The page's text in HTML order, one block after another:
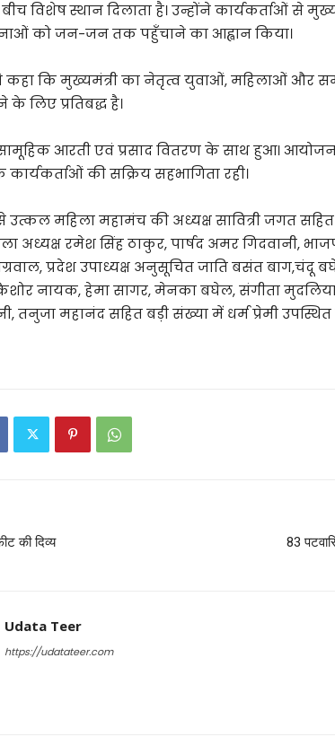
विशेष स्थान दिलाता है। उन्होंने कार्यकर्ताओं से
को जन-जन तक पहुँचाने का आह्वान किया।
ने कहा कि मुख्यमंत्री का नेतृत्व युवाओं, महिलाओं और
के लिए प्रतिबद्ध है।
आरती एवं प्रसाद वितरण के साथ हुआ।
की सक्रिय सहभागिता रही।
महिला महामंच की अध्यक्ष सावित्री जगत
अध्यक्ष रमेश सिंह ठाकुर, पार्षद अमर गिदवानी,
प्रदेश उपाध्यक्ष अनुसूचित जाति बसंत बाग,चंदू
नायक, हेमा सागर, मेनका बघेल, संगीता
तनुजा महानंद सहित बड़ी संख्या में धर्म प्रेमी उपस्थित
की दिव्य 83
Udata Teer
https://udatateer.com